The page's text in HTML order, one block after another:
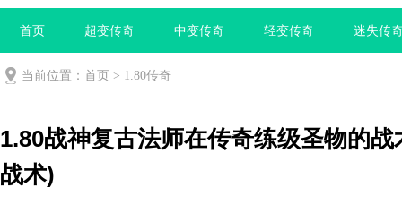
首页 超变传奇 中变传奇 轻变传奇 迷失传
当前位置： 首页 > 1.80传奇
1.80战神复古法师在传奇练级圣物的
战术)